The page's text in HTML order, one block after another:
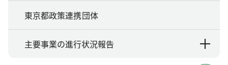
東京都政策連携団体
主要事業の進行状況報告